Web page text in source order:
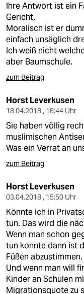
Ihre Antwort ist ein
Gericht.
Moralisch ist er
einfach unsäglich
Ich weiß nicht
aber Baumschule.
zum Beitrag
Horst Leverkusen
18.04.2018 , 18:44 Uhr
Sie haben völlig
muslimischen
Was ein Verrat an
zum Beitrag
Horst Leverkusen
03.04.2018 , 15:50 Uhr
Könnte ich in
tun. Das wird die
Wenn man schon
tun konnte dann ist
Füßen abzustimmen.
Und wenn man will
Kinder an Schulen
Migrationsquote zu